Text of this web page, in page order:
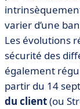
varier d’une
Les évolutions
sécurité des
également
partir du 14
du client(ou